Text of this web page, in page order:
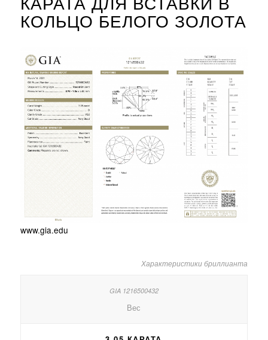
КОЛЬЦО БЕЛОГО ЗОЛОТА
www.gia.edu
Характеристики бриллианта
Вес